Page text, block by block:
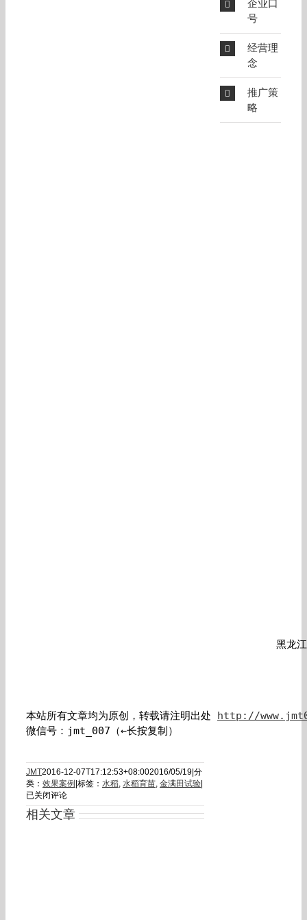
黑龙
本站所有文章均为原创，转载请注明出处 http://
微信号：jmt_007（←长按复制）
JMT2016-12-07T17:12:53+08:002016/05/19 分
类： 效果案例 标签： 水稻, 水稻育苗, 金满田试验
江
农
已关闭评论
相关文章
企业口
号
经营理
念
推广策
略